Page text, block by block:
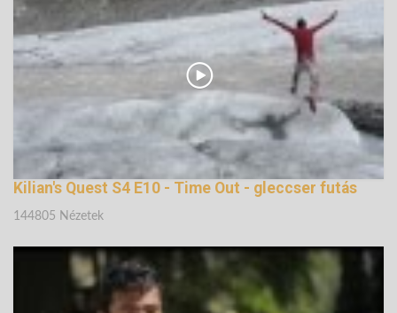
148055 Nézetek
Kilian's Quest S4 E10 - Time Out - gleccser futás
144805 Nézetek